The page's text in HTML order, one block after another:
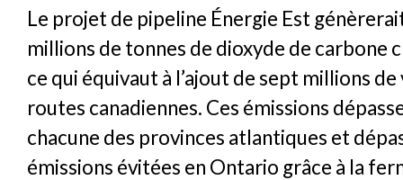
Le projet de pipeline Énergie Est
millions de tonnes de dioxyde de carbone
ce qui équivaut à l’ajout de sept millions
routes canadiennes. Ces émissions
chacune des provinces atlantiques et
émissions évitées en Ontario grâce à la